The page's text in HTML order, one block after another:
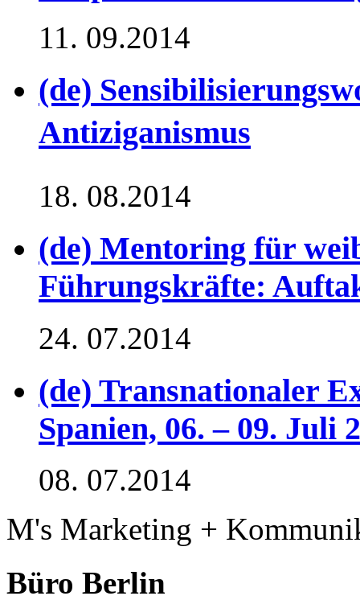
11. 09.2014
(de)
Antiziganismus
18. 08.2014
(de) Mentoring für
Führungskräfte:
24. 07.2014
(de) Transnationaler
Spanien, 06. – 09. Juli
08. 07.2014
M's Marketing +
Büro Berlin